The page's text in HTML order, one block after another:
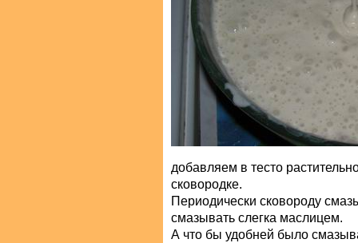
добавляем в тесто
сковородке.
Периодически сковороду
смазывать слегка маслицем.
А что бы удобней было